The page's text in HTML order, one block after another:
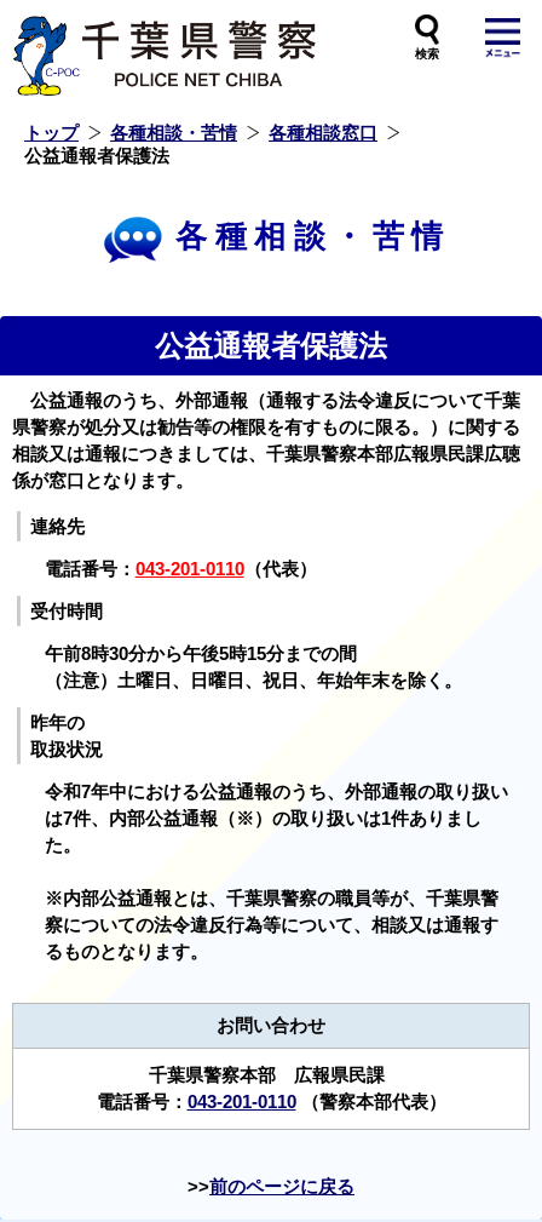
トップ 各種相談・苦情
各種相談窓口
公益通報者保護法
各種相談・苦情
公益通報者保護法
公益通報のうち、外部通報（通報する法令違反について千葉
県警察が処分又は勧告等の権限を有すものに限る。）に関する
相談又は通報につきましては、千葉県警察本部広報県民課広聴
係が窓口となります。
連絡先
電話番号： 043-201-0110（代表）
受付時間
午前8時30分から午後5時15分までの間
（注意）土曜日、日曜日、祝日、年始年末を除く。
昨年の
取扱状況
令和7年中における公益通報のうち、外部通報の取り扱い
は7件、内部公益通報（※）の取り扱いは1件ありまし
た。
※内部公益通報とは、千葉県警察の職員等が、千葉県警
察についての法令違反行為等について、相談又は通報す
るものとなります。
お問い合わせ
千葉県警察本部 広報県民課
電話番号： 043-201-0110（警察本部代表）
前のページに戻る